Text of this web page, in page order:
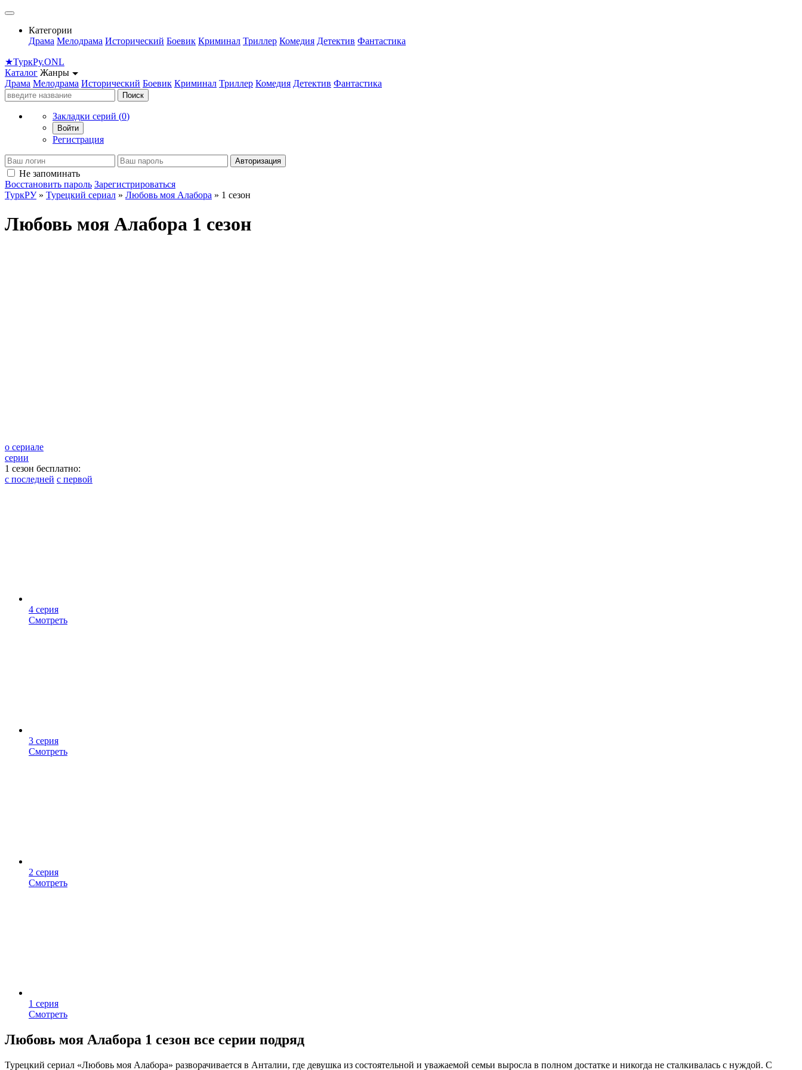
Категории
Драма Мелодрама Исторический Боевик Криминал Триллер Комедия Детектив Фантастика
★ТуркРу.ONL
Каталог Жанры
Драма Мелодрама Исторический Боевик Криминал Триллер Комедия Детектив Фантастика
Поиск
Закладки серий (0)
Войти
Регистрация
Авторизация
Не запоминать
Восстановить пароль Зарегистрироваться
ТуркРУ» Турецкий сериал » Любовь моя Алабора » 1 сезон
Любовь моя Алабора 1 сезон
о сериале
серии
1 сезон бесплатно:
с последней с первой
4 серия
Смотреть
3 серия
Смотреть
2 серия
Смотреть
1 серия
Смотреть
Любовь моя Алабора 1 сезон все серии подряд
Турецкий сериал «Любовь моя Алабора» разворачивается в Анталии, где девушка из состоятельной и уважаемой семьи выросла в полном достатке и никогда не сталкивалась с нуждой. С